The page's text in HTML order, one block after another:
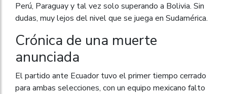
Perú, Paraguay y tal vez solo superando a Bolivia. Sin
dudas, muy lejos del nivel que se juega en Sudamérica.
Crónica de una muerte
anunciada
El partido ante Ecuador tuvo el primer tiempo cerrado
para ambas selecciones, con un equipo mexicano falto